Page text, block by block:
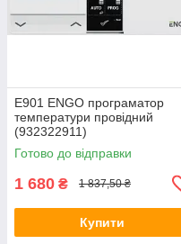
E901 ENGO програматор
температури провідний
(932322911)
Готово до відправки
1 680 ₴ 1 837,50 ₴
Купити